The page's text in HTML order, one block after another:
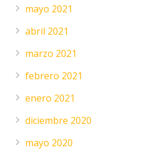
mayo 2021
abril 2021
marzo 2021
febrero 2021
enero 2021
diciembre 2020
mayo 2020